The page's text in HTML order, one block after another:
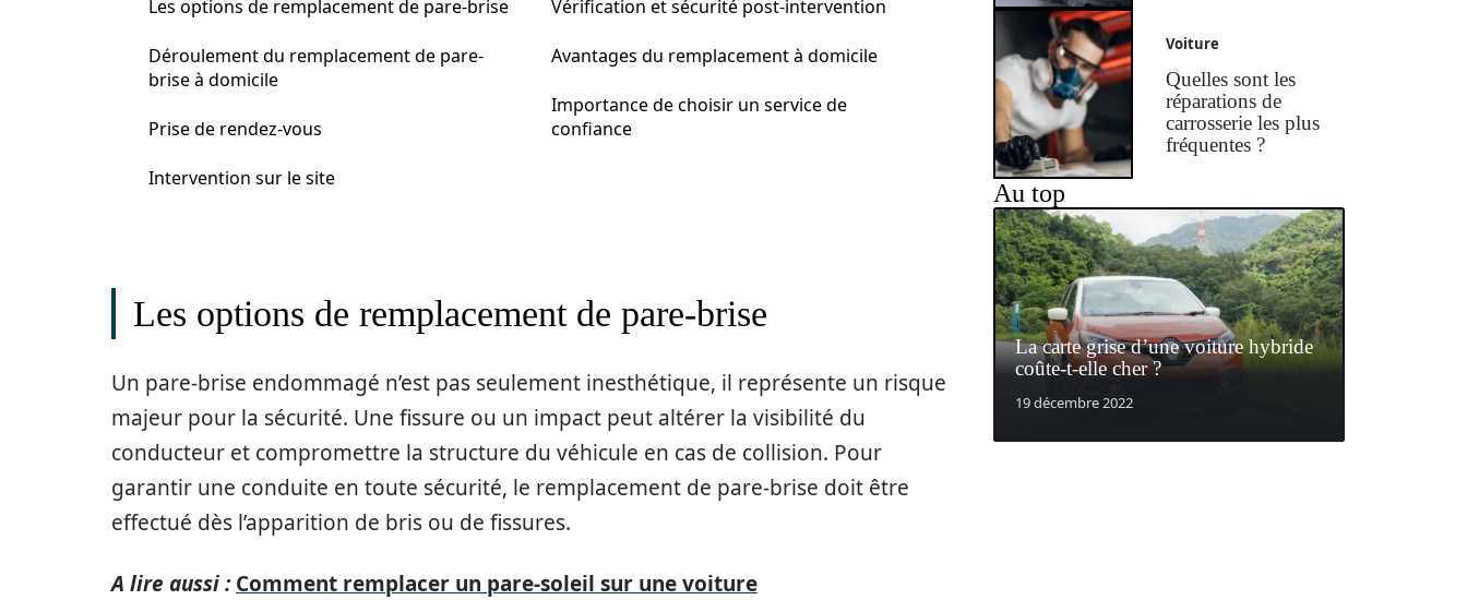
Les options de remplacement de pare-brise
Déroulement du remplacement de pare-
brise à domicile
Prise de rendez-vous
Intervention sur le site
Vérification et sécurité post-intervention
Avantages du remplacement à domicile
Importance de choisir un service de
confiance
Les options de remplacement de pare-brise
Un pare-brise endommagé n’est pas seulement inesthétique, il représente un risque
majeur pour la sécurité. Une fissure ou un impact peut altérer la visibilité du
conducteur et compromettre la structure du véhicule en cas de collision. Pour
garantir une conduite en toute sécurité, le remplacement de pare-brise doit être
effectué dès l’apparition de bris ou de fissures.
A lire aussi : Comment remplacer un pare-soleil sur une voiture
Voiture
Quelles sont les
réparations de
carrosserie les plus
fréquentes ?
Au top
La carte grise d’une voiture hybride
coûte-t-elle cher ?
19 décembre 2022